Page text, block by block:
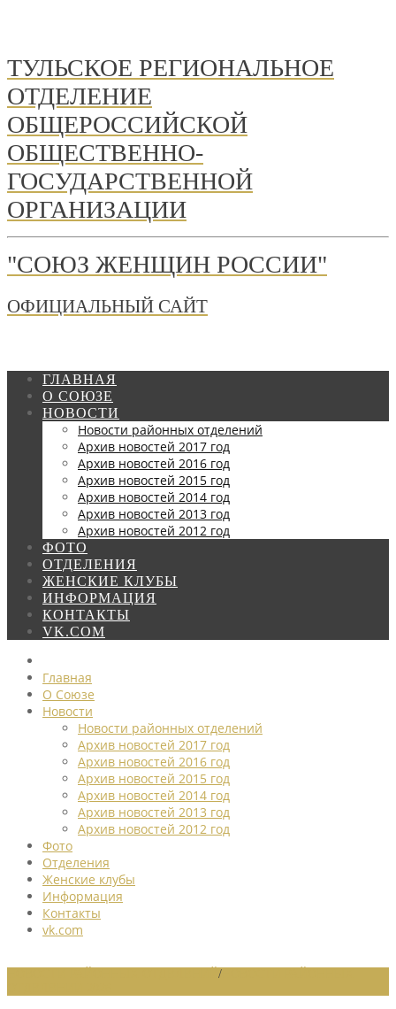
ТУЛЬСКОЕ РЕГИОНАЛЬНОЕ
ОТДЕЛЕНИЕ
ОБЩЕРОССИЙСКОЙ
ОБЩЕСТВЕННО-
ГОСУДАРСТВЕННОЙ
ОРГАНИЗАЦИИ
"СОЮЗ ЖЕНЩИН РОССИИ"
ОФИЦИАЛЬНЫЙ САЙТ
ГЛАВНАЯ
О СОЮЗЕ
НОВОСТИ
Новости районных отделений
Архив новостей 2017 год
Архив новостей 2016 год
Архив новостей 2015 год
Архив новостей 2014 год
Архив новостей 2013 год
Архив новостей 2012 год
ФОТО
ОТДЕЛЕНИЯ
ЖЕНСКИЕ КЛУБЫ
ИНФОРМАЦИЯ
КОНТАКТЫ
VK.COM
Главная
О Союзе
Новости
Новости районных отделений
Архив новостей 2017 год
Архив новостей 2016 год
Архив новостей 2015 год
Архив новостей 2014 год
Архив новостей 2013 год
Архив новостей 2012 год
Фото
Отделения
Женские клубы
Информация
Контакты
vk.com
/